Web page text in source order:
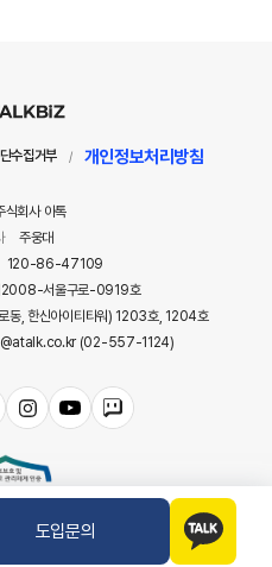
도입문의
수집거부 / 개인정보처리방침
식회사 아톡
주웅대
120-86-47109
2008-서울구로-0919호
동, 한신아이티타워) 1203호, 1204호
(02-557-1124)